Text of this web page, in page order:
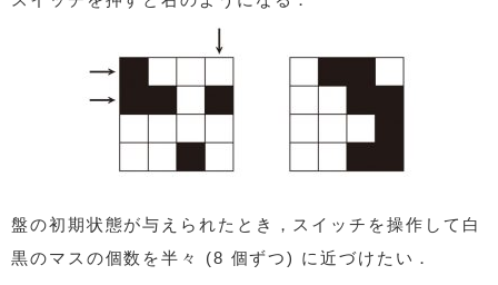
盤の初期状態が与えられたとき，スイッチを操作して白
黒のマスの個数を半々 (8 個ずつ) に近づけたい．